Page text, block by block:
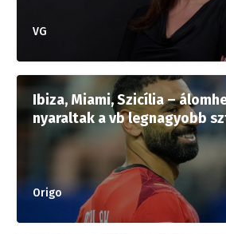
VG
Ibiza, Miami, Szicília –
nyaraltak a vb legnagyobb
Origo